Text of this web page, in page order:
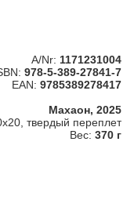
A/Nr: 1171231004
978-5-389-27841-7
EAN: 9785389278417
Махаон, 2025
твердый переплет
Вес: 370 г